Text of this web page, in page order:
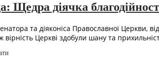
Щедра діячка
та діяконіса Православної Церкви,
вірність Церкві здобули шану та